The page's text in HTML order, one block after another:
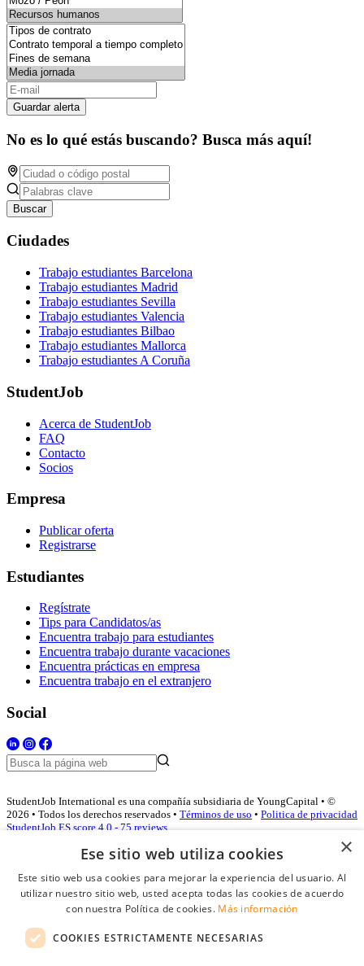
Guardar alerta
No es lo qué estás buscando? Busca más aquí!
Buscar
Ciudades
Trabajo estudiantes Barcelona
Trabajo estudiantes Madrid
Trabajo estudiantes Sevilla
Trabajo estudiantes Valencia
Trabajo estudiantes Bilbao
Trabajo estudiantes Mallorca
Trabajo estudiantes A Coruña
StudentJob
Acerca de StudentJob
FAQ
Contacto
Socios
Empresa
Publicar oferta
Registrarse
Estudiantes
Regístrate
Tips para Candidatos/as
Encuentra trabajo para estudiantes
Encuentra trabajo durante vacaciones
Encuentra prácticas en empresa
Encuentra trabajo en el extranjero
Social
StudentJob International es una compañía subsidiaria de YoungCapital • ©
2026 • Todos los derechos reservados • Términos de uso • Politica de privacidad
StudentJob ES score 4.0 - 75 reviews
Acceso empresas
Contraseña
×
Ese sitio web utiliza cookies
Este sitio web usa cookies para mejorar la experiencia del usuario. Al
utilizar nuestro sitio web, usted acepta todas las cookies de acuerdo
con nuestra Política de cookies. Más información
COOKIES ESTRICTAMENTE NECESARIAS